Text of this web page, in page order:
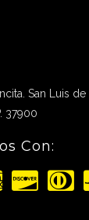
San Luis de
37900
Con: